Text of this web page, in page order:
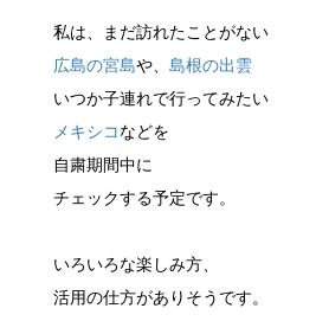
私は、まだ訪れたことがない
広島の宮島や、 島根の出雲
いつか子連れで行ってみたい
メキシコなどを
自粛期間中に
チェックする予定です。
いろいろな楽しみ方、
活用の仕方がありそうです。